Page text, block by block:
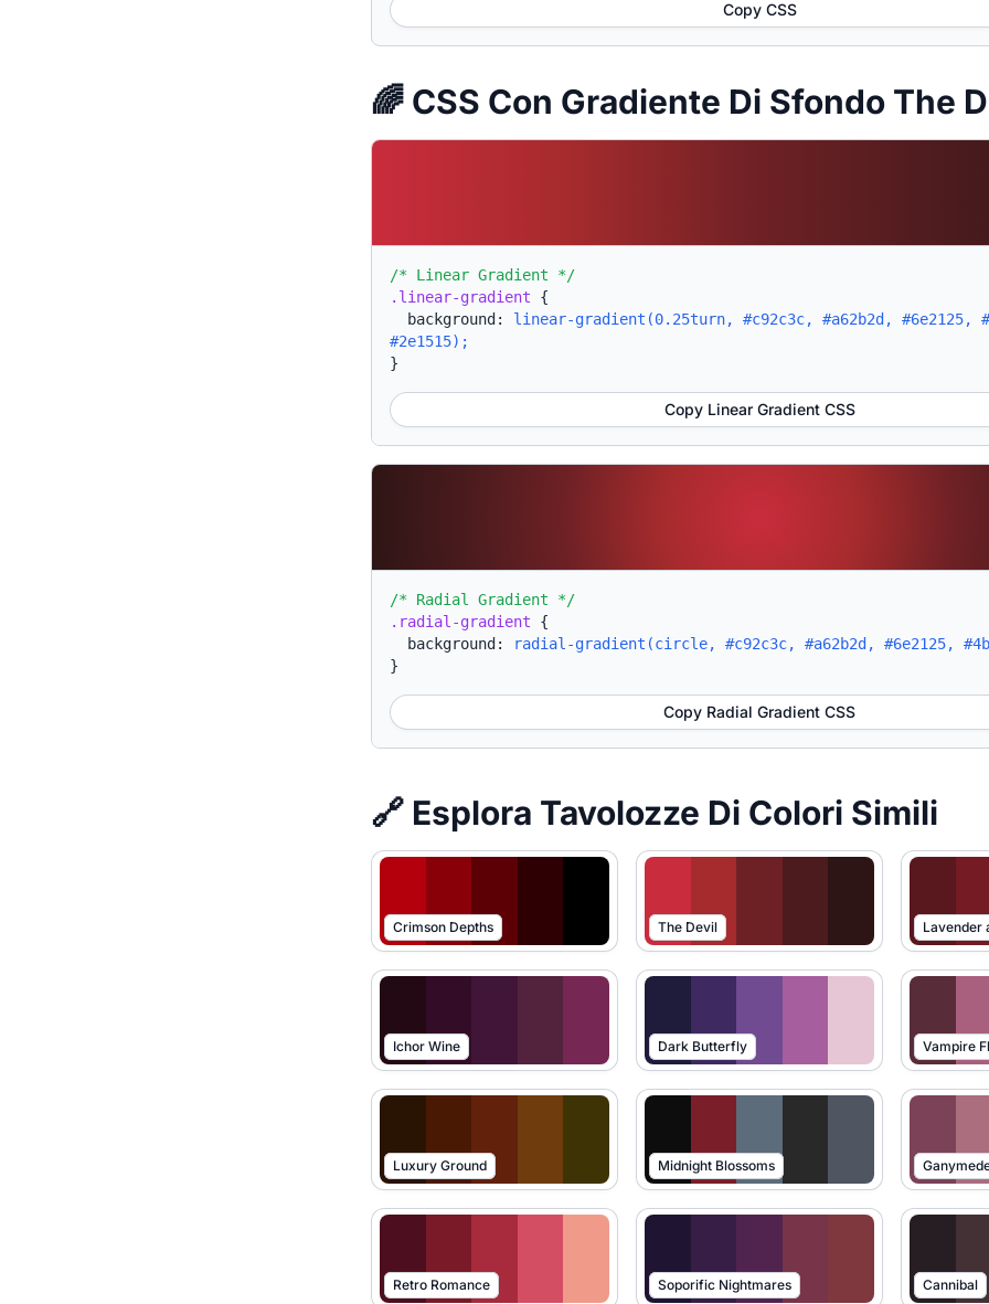
Copy CSS
🌈 CSS Con Gradiente Di Sfondo The
/* Linear Gradient */
.linear-gradient {
background: linear-gradient(0.25turn, #c92c3c, #a62b2d, #6e2125,
#2e1515);
}
Copy Linear Gradient CSS
/* Radial Gradient */
.radial-gradient {
background:
radial-gradient(circle, #c92c3c, #a62b2d, #6e2125,
}
Copy Radial Gradient CSS
🔗 Esplora Tavolozze Di Colori Simili
Crimson Depths The Devil
Ichor Wine Dark Butterfly Vampire
Luxury Ground Midnight Blossoms
Retro Romance Soporific Nightmares Cannibal